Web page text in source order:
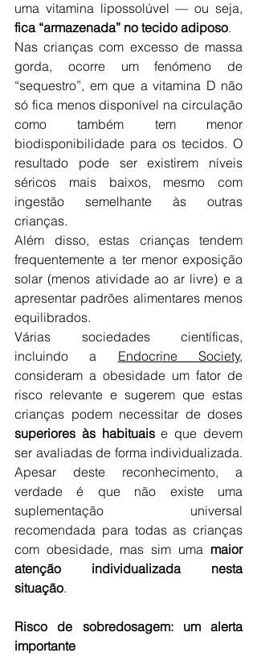
fica “armazenada” no tecido adiposo.
Nas crianças com excesso de massa
gorda, ocorre um fenómeno de
“sequestro”, em que a vitamina D não
só fica menos disponível na circulação
como também tem menor
biodisponibilidade para os tecidos. O
resultado pode ser existirem níveis
séricos mais baixos, mesmo com
ingestão semelhante às outras
crianças.
Além disso, estas crianças tendem
frequentemente a ter menor exposição
solar (menos atividade ao ar livre) e a
apresentar padrões alimentares menos
equilibrados.
Várias sociedades científicas,
incluindo a Endocrine Society,
consideram a obesidade um fator de
risco relevante e sugerem que estas
crianças podem necessitar de doses
superiores às habituais e que devem
ser avaliadas de forma individualizada.
Apesar deste reconhecimento, a
verdade é que não existe uma
suplementação universal
recomendada para todas as crianças
com obesidade, mas sim uma maior
atenção individualizada nesta
situação.
Risco de sobredosagem: um alerta
importante